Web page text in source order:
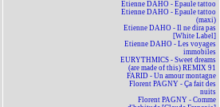
Etienne DAHO - Epaule tattoo
Etienne DAHO - Epaule tattoo
(maxi)
Etienne DAHO - Il ne dira pas
[White Label]
Etienne DAHO - Les voyages
immobiles
EURYTHMICS - Sweet dreams
(are made of this) REMIX 91
FARID - Un amour montagne
Florent PAGNY - Ça fait des
nuits
Florent PAGNY - Comme